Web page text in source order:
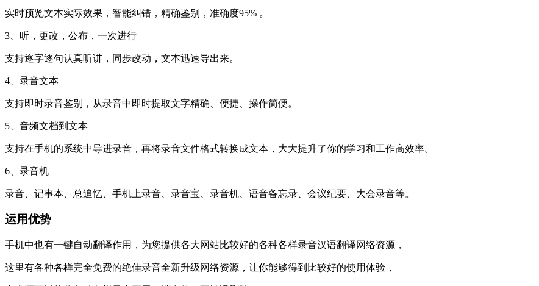
实时预览文本实际效果，智能纠错，精确鉴别，准确度95% 。
3、听，更改，公布，一次进行
支持逐字逐句认真听讲，同歩改动，文本迅速导出来。
4、录音文本
支持即时录音鉴别，从录音中即时提取文字精确、便捷、操作简便。
5、音频文档到文本
支持在手机的系统中导进录音，再将录音文件格式转换成文本，大大提升了你的学习和工作高效率。
6、录音机
录音、记事本、总追忆、手机上录音、录音宝、录音机、语音备忘录、会议纪要、大会录音等。
运用优势
手机中也有一键自动翻译作用，为您提供各大网站比较好的各种各样录音汉语翻译网络资源，
这里有各种各样完全免费的绝佳录音全新升级网络资源，让你能够得到比较好的使用体验，